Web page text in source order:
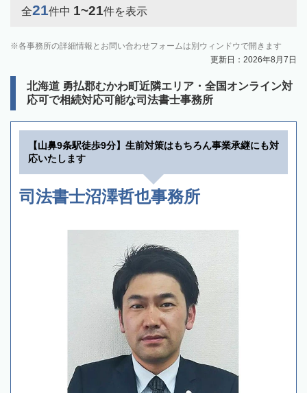
全21件中 1~21件を表示
各事務所の詳細情報とお問い合わせフォームは別ウィンドウで開きます
更新日：2026年8月7日
北海道 勇払郡むかわ町近隣エリア・全国オンライン対
応可で相続対応可能な司法書士事務所
【山鼻9条駅徒歩9分】生前対策はもちろん事業承継にも対
応いたします
司法書士沼澤哲也事務所